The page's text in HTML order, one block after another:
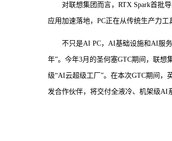
对联想集团而言，RTX Spark首批
应用加速落地，PC正在从传统生产力
不只是AI PC，AI基础设施和AI服
年”。今年3月的圣何塞GTC期间，联
级“AI云超级工厂”。在本次GTC期间，
发合作伙伴，将交付全液冷、机架级AI